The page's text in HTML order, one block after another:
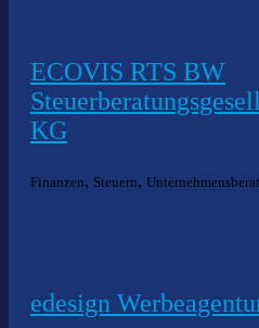
ECOVIS RTS BW
KG
Finanzen, Steuern,
edesign